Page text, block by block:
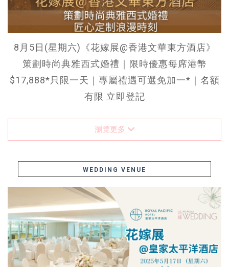
8月5日(星期六)《花嫁展@香港文華東方酒店》
策劃時尚典雅西式婚禮｜限時優惠每席港幣
$17,888*只限一天｜專屬禮遇可選免加一*｜名額
有限 立即登記
瀏覽更多
WEDDING VENUE